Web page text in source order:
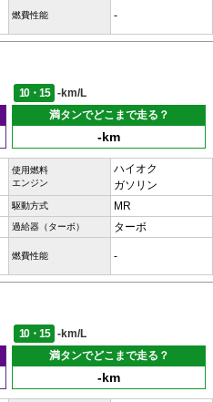
燃費性能 -
10・15
-km/L
満タンでどこまで走る？
-km
使用燃料
エンジン
ハイオク
ガソリン
駆動方式 MR
過給器（ターボ） ターボ
燃費性能 -
10・15
-km/L
満タンでどこまで走る？
-km